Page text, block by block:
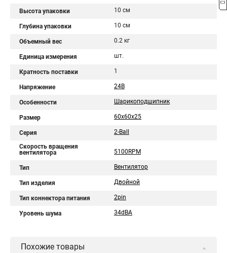
Высота упаковки 10 см
Глубина упаковки 10 см
Объемный вес 0.2 кг
Единица измерения шт.
Кратность поставки 1
Напряжение 24В
Особенности Шарикоподшипник
Размер 60x60x25
Серия 2-Ball
Скорость вращения
вентилятора
5100RPM
Тип Вентилятор
Тип изделия Двойной
Тип коннектора питания 2pin
Уровень шума 34dBA
Похожие товары